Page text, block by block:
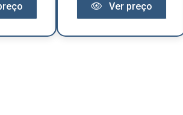
Ver preço